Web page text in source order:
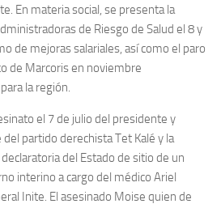
En materia social, se presenta la
de Riesgo de Salud el 8 y
de mejoras salariales, así como el paro
de Marcoris en noviembre
la región.
el 7 de julio del presidente y
partido derechista Tet Kalé y la
del Estado de sitio de un
interino a cargo del médico Ariel
Inite. El asesinado Moise quien de